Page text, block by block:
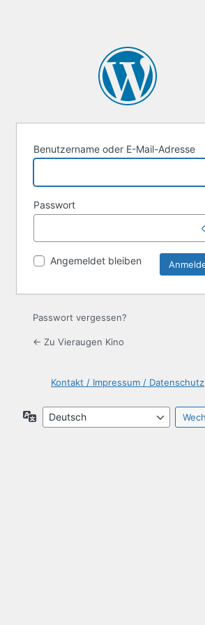
Benutzername oder E-Mail-Adresse
Passwort
Angemeldet bleiben
Passwort vergessen?
← Zu Vieraugen Kino
Kontakt / Impressum / Datenschutz
Sprache